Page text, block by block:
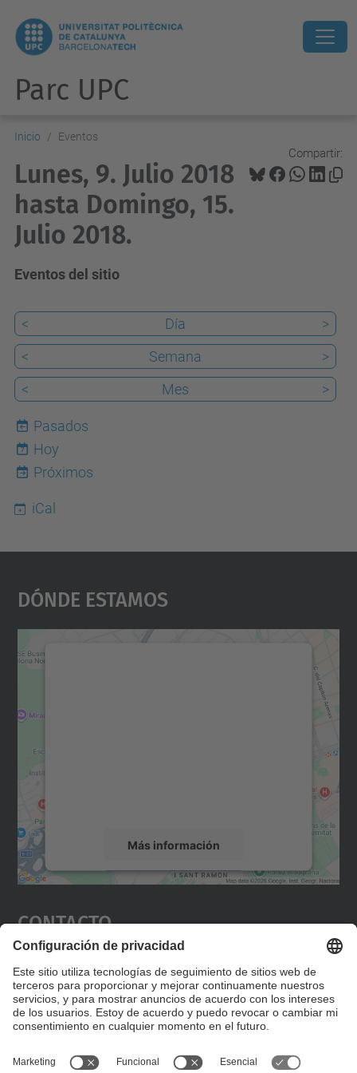
Parc UPC
Inicio Eventos
Compartir:
Lunes, 9. Julio 2018
hasta Domingo, 15.
Julio 2018.
Eventos del sitio
< Día
>
<
Semana
>
<
Mes >
Pasados
7
Hoy
Próximos
iCal
Dónde Estamos
Más información
Aceptar
powered by
Contacto
Editad en la página "Contacto personalizado", que
encontraréis en la raíz de español, vuestros datos
personalizados de contacto.
Formulario de contacto